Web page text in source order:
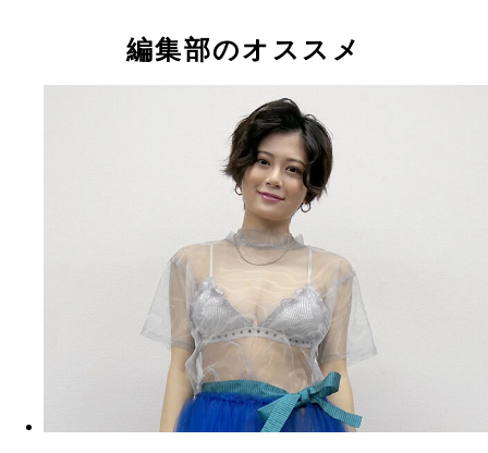
編集部のオススメ